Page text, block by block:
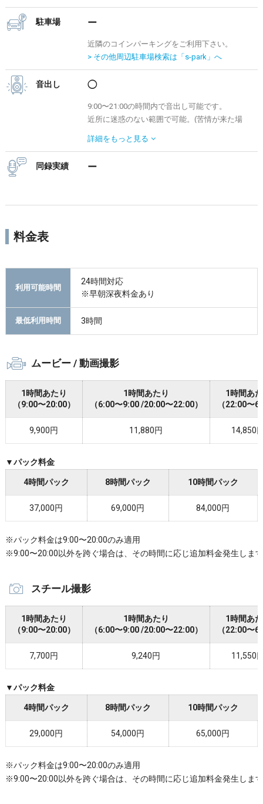
駐車場 ー
近隣のコインパーキングをご利用下さい。
> その他周辺駐車場検索は「s-park」へ
音出し ◯
9:00〜21:00の時間内で音出し可能です。
近所に迷惑のない範囲で可能。(苦情が来た場
トつければ使用可能。
詳細を もっと見る
同録実績 ー
料金表
利用可能時間
24時間対応
※早朝深夜料金あり
最低利用時間 3時間
ムービー / 動画撮影
1時間あたり
（9:00〜20:00）
1時間あたり
（6:00〜9:00 /20:00〜22:00）
1時間あ
（22:00〜
9,900円 11,880円 14,850
▼パック料金
4時間パック 8時間パック 10時間パック
37,000円 69,000円 84,000円
※パック料金は9:00〜20:00のみ適用
※9:00〜20:00以外を跨ぐ場合は、その時間に応じ追加料金発生しま
スチール撮影
1時間あたり
（9:00〜20:00）
1時間あたり
（6:00〜9:00 /20:00〜22:00）
1時間あ
（22:00〜
7,700円 9,240円 11,550
▼パック料金
4時間パック 8時間パック 10時間パック
29,000円 54,000円 65,000円
※パック料金は9:00〜20:00のみ適用
※9:00〜20:00以外を跨ぐ場合は、その時間に応じ追加料金発生しま